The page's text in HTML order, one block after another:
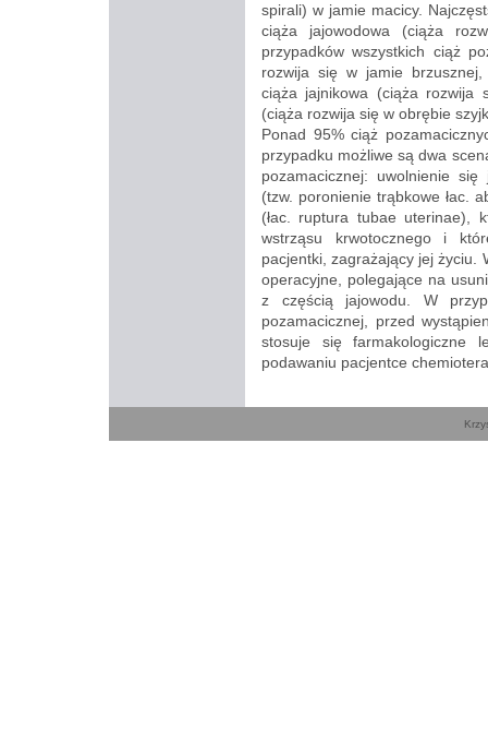
spirali) w jamie macicy.
ciąża jajowodowa (ciąża
przypadków wszystkich ciąż
rozwija się w jamie
ciąża jajnikowa (ciąża rozwija
(ciąża rozwija się w obrębie
Ponad 95% ciąż
przypadku możliwe są dwa
pozamacicznej: uwolnienie
(tzw. poronienie trąbkowe łac.
(łac. ruptura tubae uterinae),
wstrząsu krwotocznego i
pacjentki, zagrażający jej życiu.
operacyjne, polegające na
z częścią jajowodu. W
pozamacicznej, przed
stosuje się farmakologiczne
podawaniu pacjentce